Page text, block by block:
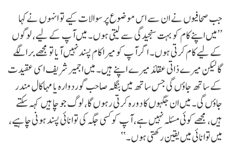
جب صحافیوں نے ان سے اس موضوع پر سوالات کیے تو انہوں نے کہا
’’میں اپنے کام کو بہت سنجیدگی سے لیتی ہوں۔ میں آپ کے لیے، لوگوں
کے لیے کام کرتی ہوں۔ اگر آپ کو میرا کام پسند نہیں آیا تو مجھے برا لگے
گا لیکن میرے ذاتی عقائد میرے اپنے ہیں۔ میں اجمیر شریف اسی عقیدت
کے ساتھ جاؤں گی جس ساتھ میں بنگلہ صاحب گوردوارہ یا مہاکال مندر
جاؤں گی۔ میں ان جگہوں کا دورہ کرتی رہوں گا، لوگ جو چاہیں کہہ سکتے
ہیں، مجھے کوئی مسئلہ نہیں ہے، آپ کو کسی جگہ کی توانائی پسند ہونی چاہیے،
میں توانائی میں یقین رکھتی ہوں۔‘‘